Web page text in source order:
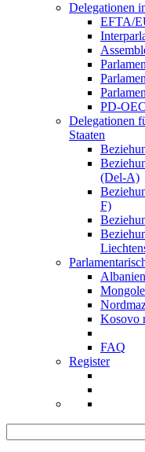
Delegationen
EFTA/
PD-
Delegationen
Staaten
(Del-A)
F)
Albanien
Kosovo
FAQ
Register